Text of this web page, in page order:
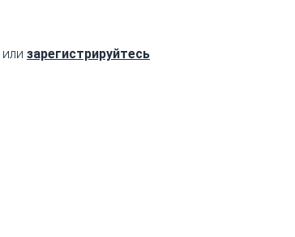
или зарегистрируйтесь